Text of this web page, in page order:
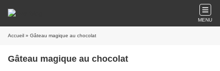
MENU
Accueil » Gâteau magique au chocolat
Gâteau magique au chocolat